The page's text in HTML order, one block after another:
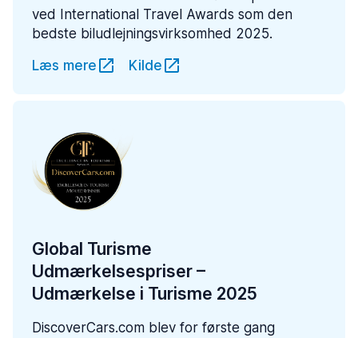
ved International Travel Awards som den
bedste biludlejningsvirksomhed 2025.
Læs mere
Kilde
Global Turisme
Udmærkelsespriser –
Udmærkelse i Turisme 2025
DiscoverCars.com blev for første gang